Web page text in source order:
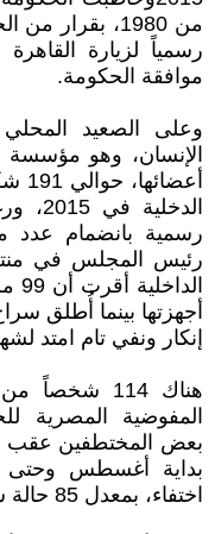
من 1980، بقرار
موافقة الحكومة.
وعلى الصعيد
الإنسان، وهو
رسمية بانضمام عدد
إنكار ونفي تام امتد
هناك 114
المفوضية المصرية
بعض المختطفين عقب
اختفاء، بمعدل 85 حالة شهرياً.